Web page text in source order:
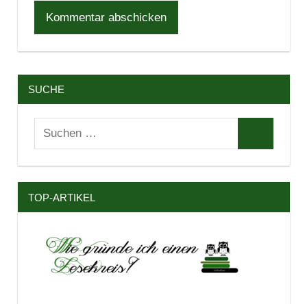
SUCHE
Suchen
TOP-ARTIKEL